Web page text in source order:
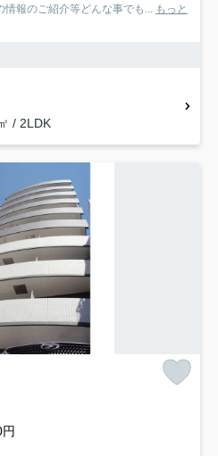
報のご紹介等どんな事でも...
もっと
/ 2LDK